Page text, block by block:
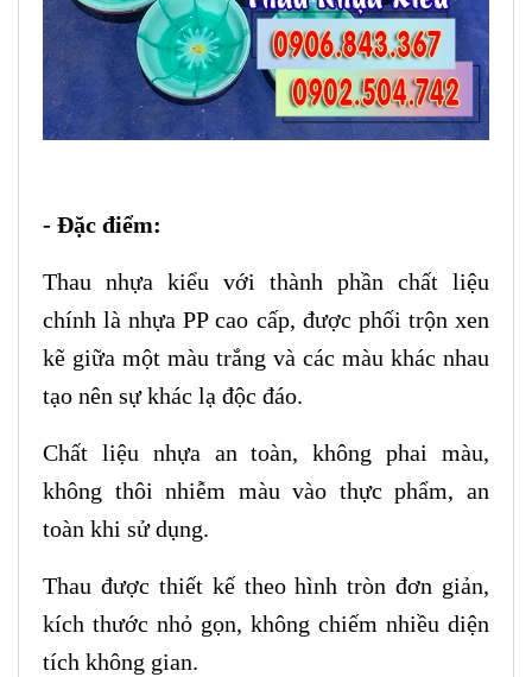
- Đặc điểm:
Thau nhựa kiểu với thành phần chất liệu
chính là nhựa PP cao cấp, được phối trộn xen
kẽ giữa một màu trắng và các màu khác nhau
tạo nên sự khác lạ độc đáo.
Chất liệu nhựa an toàn, không phai màu,
không thôi nhiễm màu vào thực phẩm, an
toàn khi sử dụng.
Thau được thiết kế theo hình tròn đơn giản,
kích thước nhỏ gọn, không chiếm nhiều diện
tích không gian.